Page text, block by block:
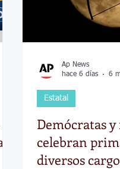
Historias
Demócratas
celebran
diversos
Estatal
Ap News
hace 6 días
6